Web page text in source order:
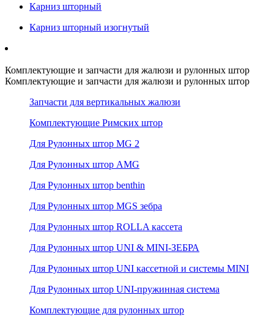
Карниз шторный
Карниз шторный изогнутый
Комплектующие и запчасти для жалюзи и рулонных штор
Комплектующие и запчасти для жалюзи и рулонных штор
Запчасти для вертикальных жалюзи
Комплектующие Римских штор
Для Рулонных штор MG 2
Для Рулонных штор AMG
Для Рулонных штор benthin
Для Рулонных штор MGS зебра
Для Рулонных штор ROLLA кассета
Для Рулонных штор UNI & MINI-ЗЕБРА
Для Рулонных штор UNI кассетной и системы MINI
Для Рулонных штор UNI-пружинная система
Комплектующие для рулонных штор